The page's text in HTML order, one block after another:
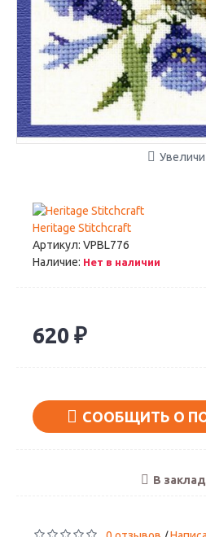
Heritage Stitchcraft
Артикул: VPBL776
Наличие: Нет в наличии
620 ₽
СООБЩИТЬ О
В